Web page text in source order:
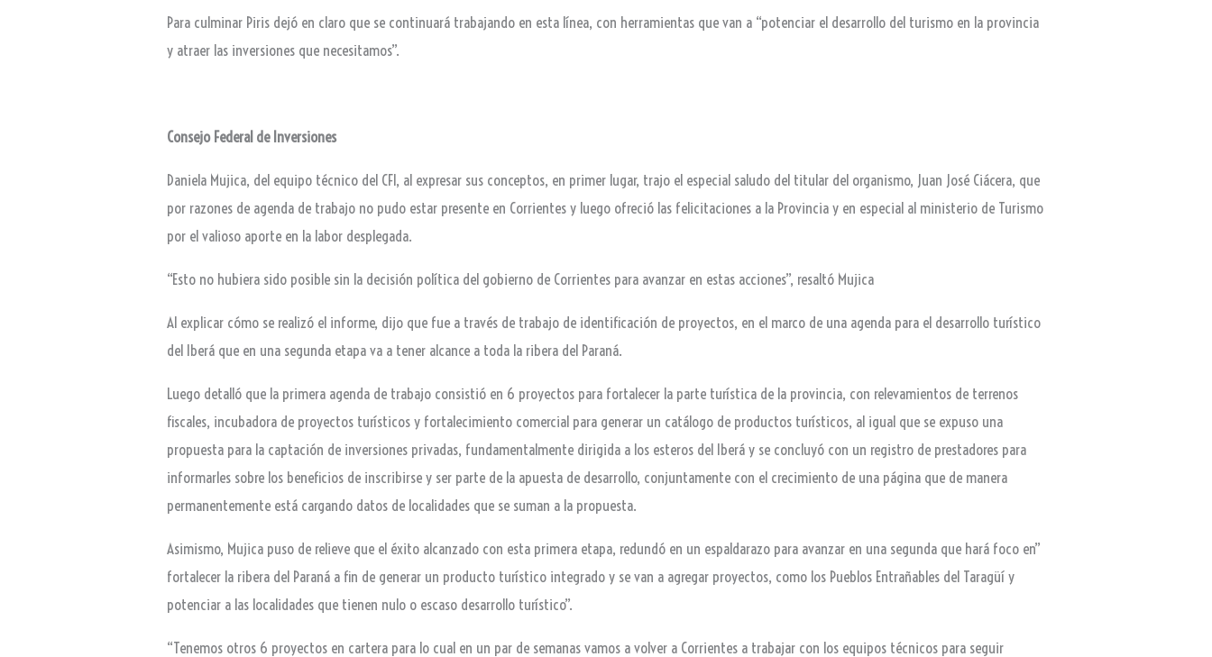
Para culminar Piris dejó en claro que se continuará trabajando en esta línea, con herramientas que van a “potenciar el desarrollo del turismo en la provincia
y atraer las inversiones que necesitamos”.
Consejo Federal de Inversiones
Daniela Mujica, del equipo técnico del CFI, al expresar sus conceptos, en primer lugar, trajo el especial saludo del titular del organismo, Juan José Ciácera, que
por razones de agenda de trabajo no pudo estar presente en Corrientes y luego ofreció las felicitaciones a la Provincia y en especial al ministerio de Turismo
por el valioso aporte en la labor desplegada.
“Esto no hubiera sido posible sin la decisión política del gobierno de Corrientes para avanzar en estas acciones”, resaltó Mujica
Al explicar cómo se realizó el informe, dijo que fue a través de trabajo de identificación de proyectos, en el marco de una agenda para el desarrollo turístico
del Iberá que en una segunda etapa va a tener alcance a toda la ribera del Paraná.
Luego detalló que la primera agenda de trabajo consistió en 6 proyectos para fortalecer la parte turística de la provincia, con relevamientos de terrenos
fiscales, incubadora de proyectos turísticos y fortalecimiento comercial para generar un catálogo de productos turísticos, al igual que se expuso una
propuesta para la captación de inversiones privadas, fundamentalmente dirigida a los esteros del Iberá y se concluyó con un registro de prestadores para
informarles sobre los beneficios de inscribirse y ser parte de la apuesta de desarrollo, conjuntamente con el crecimiento de una página que de manera
permanentemente está cargando datos de localidades que se suman a la propuesta.
Asimismo, Mujica puso de relieve que el éxito alcanzado con esta primera etapa, redundó en un espaldarazo para avanzar en una segunda que hará foco en”
fortalecer la ribera del Paraná a fin de generar un producto turístico integrado y se van a agregar proyectos, como los Pueblos Entrañables del Taragüí y
potenciar a las localidades que tienen nulo o escaso desarrollo turístico”.
“Tenemos otros 6 proyectos en cartera para lo cual en un par de semanas vamos a volver a Corrientes a trabajar con los equipos técnicos para seguir